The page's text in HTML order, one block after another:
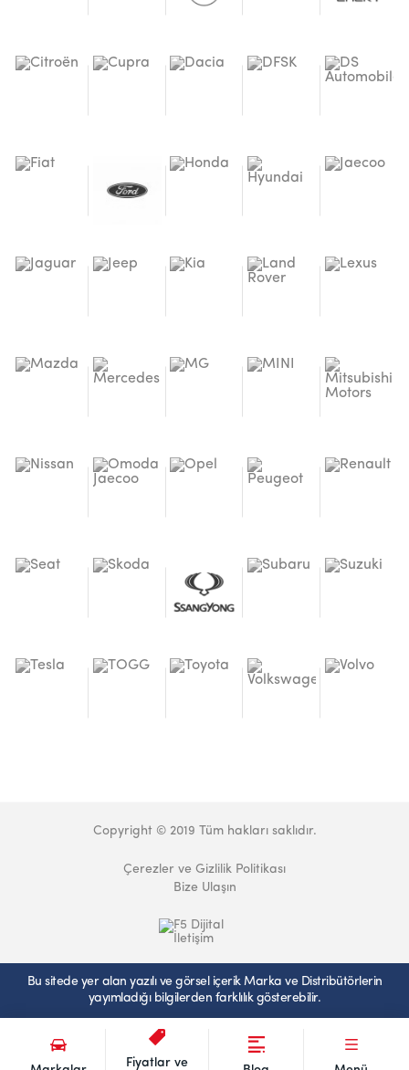
Fiyatlar ve
Copyright © 2019 Tüm hakları saklıdır.
Çerezler ve Gizlilik Politikası
Bize Ulaşın
Bu sitede yer alan yazılı ve görsel içerik Marka ve Distribütörlerin
yayımladığı bilgilerden farklılık gösterebilir.